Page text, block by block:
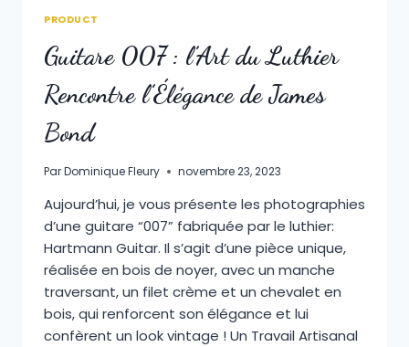
PRODUCT
Guitare 007 : l’Art du Luthier
Rencontre l’Élégance de James
Bond
ParDominique Fleury novembre 23, 2023
Aujourd’hui, je vous présente les photographies
d’une guitare “007” fabriquée par le luthier:
Hartmann Guitar. Il s’agit d’une pièce unique,
réalisée en bois de noyer, avec un manche
traversant, un filet crème et un chevalet en
bois, qui renforcent son élégance et lui
confèrent un look vintage ! Un Travail Artisanal